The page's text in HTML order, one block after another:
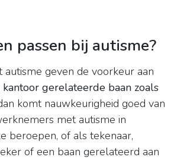
passen bij autisme?
geven de voorkeur aan
gerelateerde baan zoals
komt nauwkeurigheid goed van
met autisme in
beroepen, of als tekenaar,
of een baan gerelateerd aan